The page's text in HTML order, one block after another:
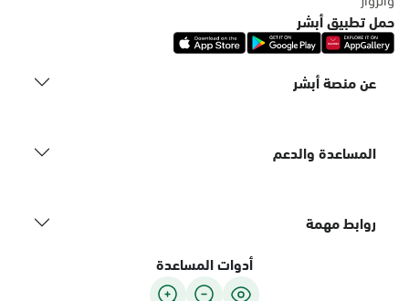
حمل تطبيق أبشر
عن منصة أبشر
المساعدة والدعم
روابط مهمة
أدوات المساعدة